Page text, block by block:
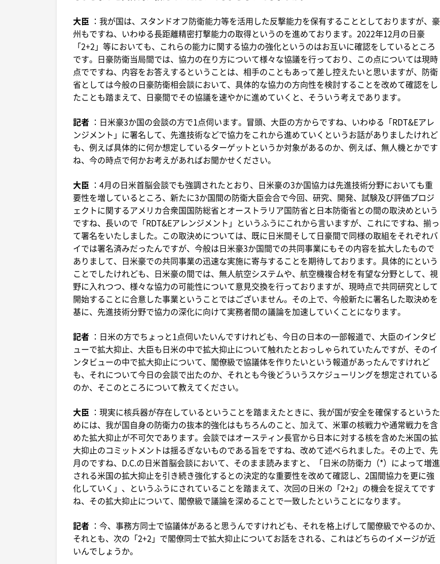
大臣 ：我が国は、スタンドオフ防衛能力等を活用した反撃能力を保有することとしておりますが、豪
州もですね、いわゆる長距離精密打撃能力の取得というのを進めております。2022年12月の日豪
「2+2」等においても、これらの能力に関する協力の強化というのはお互いに確認をしているところ
です。日豪防衛当局間では、協力の在り方について様々な協議を行っており、この点については現時
点でですね、内容をお答えするということは、相手のこともあって差し控えたいと思いますが、防衛
省としては今般の日豪防衛相会談において、具体的な協力の方向性を検討することを改めて確認をし
たことも踏まえて、日豪間でその協議を速やかに進めていくと、そういう考えであります。
記者 ：日米豪3か国の会談の方で1点伺います。冒頭、大臣の方からですね、いわゆる「RDT&Eアレ
ンジメント」に署名して、先進技術などで協力をこれから進めていくというお話がありましたけれど
も、例えば具体的に何か想定しているターゲットというか対象があるのか、例えば、無人機とかです
ね、今の時点で何かお考えがあればお聞かせください。
大臣 ：4月の日米首脳会談でも強調されたとおり、日米豪の3か国協力は先進技術分野においても重
要性を増しているところ、新たに3か国間の防衛大臣会合で今回、研究、開発、試験及び評価プロジ
ェクトに関するアメリカ合衆国国防総省とオーストラリア国防省と日本防衛省との間の取決めという
ですね、長いので「RDT&Eアレンジメント」というふうにこれから言いますが、これにですね、揃っ
て署名をいたしました。この取決めについては、既に日米間そして日豪間で同様の取組をそれぞれバ
イでは署名済みだったんですが、今般は日米豪3か国間での共同事業にもその内容を拡大したもので
ありまして、日米豪での共同事業の迅速な実施に寄与することを期待しております。具体的にという
ことでしたけれども、日米豪の間では、無人航空システムや、航空機複合材を有望な分野として、視
野に入れつつ、様々な協力の可能性について意見交換を行っておりますが、現時点で共同研究として
開始することに合意した事業ということではございません。その上で、今般新たに署名した取決めを
基に、先進技術分野で協力の深化に向けて実務者間の議論を加速していくことになります。
記者 ：日米の方でちょっと1点伺いたいんですけれども、今日の日本の一部報道で、大臣のインタビ
ューで拡大抑止、大臣も日米の中で拡大抑止について触れたとおっしゃられていたんですが、そのイ
ンタビューの中で拡大抑止について、閣僚級で協議体を作りたいという報道があったんですけれど
も、それについて今日の会談で出たのか、それとも今後どういうスケジューリングを想定されている
のか、そこのところについて教えてください。
大臣 ：現実に核兵器が存在しているということを踏まえたときに、我が国が安全を確保するというた
めには、我が国自身の防衛力の抜本的強化はもちろんのこと、加えて、米軍の核戦力や通常戦力を含
めた拡大抑止が不可欠であります。会談ではオースティン長官から日本に対する核を含めた米国の拡
大抑止のコミットメントは揺るぎないものである旨をですね、改めて述べられました。その上で、先
月のですね、D.C.の日米首脳会談において、そのまま読みますと、「日米の防衛力（*）によって増進
される米国の拡大抑止を引き続き強化するとの決定的な重要性を改めて確認し、2国間協力を更に強
化していく」、というふうにされていることを踏まえて、次回の日米の「2+2」の機会を捉えてです
ね、その拡大抑止について、閣僚級で議論を深めることで一致したということになります。
記者 ：今、事務方同士で協議体があると思うんですけれども、それを格上げして閣僚級でやるのか、
それとも、次の「2+2」で閣僚同士で拡大抑止についてお話をされる、これはどちらのイメージが近
いんでしょうか。